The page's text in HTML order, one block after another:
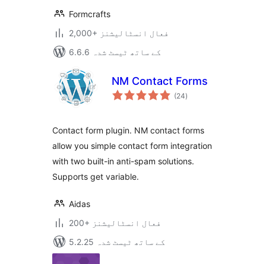
Formcrafts
2,000+ فعال انسٹالیشنز
6.6.6 کے ساتھ ٹیسٹ شدہ
NM Contact Forms
(24مجموعی
درجہ
)
Contact form plugin. NM contact forms
allow you simple contact form integration
with two built-in anti-spam solutions.
Supports get variable.
Aidas
200+ فعال انسٹالیشنز
5.2.25 کے ساتھ ٹیسٹ شدہ